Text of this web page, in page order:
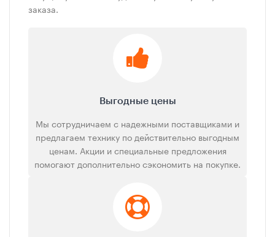
заказа.
Выгодные цены
Мы сотрудничаем с надежными поставщиками и
предлагаем технику по действительно выгодным
ценам. Акции и специальные предложения
помогают дополнительно сэкономить на покупке.